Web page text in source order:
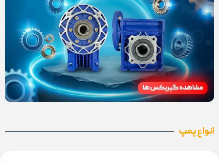
انواع پمپ